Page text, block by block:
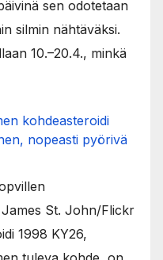
sen odotetaan
silmin nähtäväksi.
10.–20.4., minkä
kohdeasteroidi
nopeasti pyörivä
St. John/Flickr
1998 KY26,